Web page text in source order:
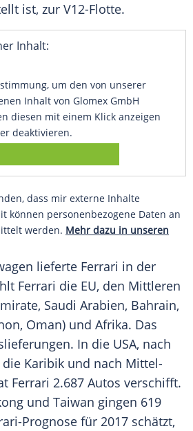
ist, zur V12-Flotte.
Inhalt:
um den von unserer
Inhalt von Glomex GmbH
diesen mit einem Klick anzeigen
deaktivieren.
dass mir externe Inhalte
können personenbezogene Daten an
werden. Mehr dazu in unseren
lieferte Ferrari in der
Ferrari die EU, den Mittleren
Saudi Arabien, Bahrain,
, Oman) und Afrika. Das
. In die USA, nach
die Karibik und nach Mittel-
Ferrari 2.687 Autos verschifft.
und Taiwan gingen 619
Prognose für 2017 schätzt,